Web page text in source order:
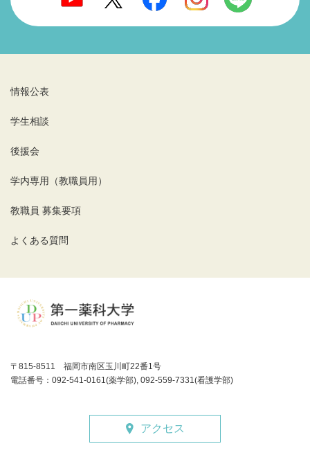
情報公表
学生相談
後援会
学内専用（教職員用）
教職員 募集要項
よくある質問
〒815-8511 福岡市南区玉川町22番1号
電話番号：092-541-0161(薬学部), 092-559-7331(看護学部)
アクセス